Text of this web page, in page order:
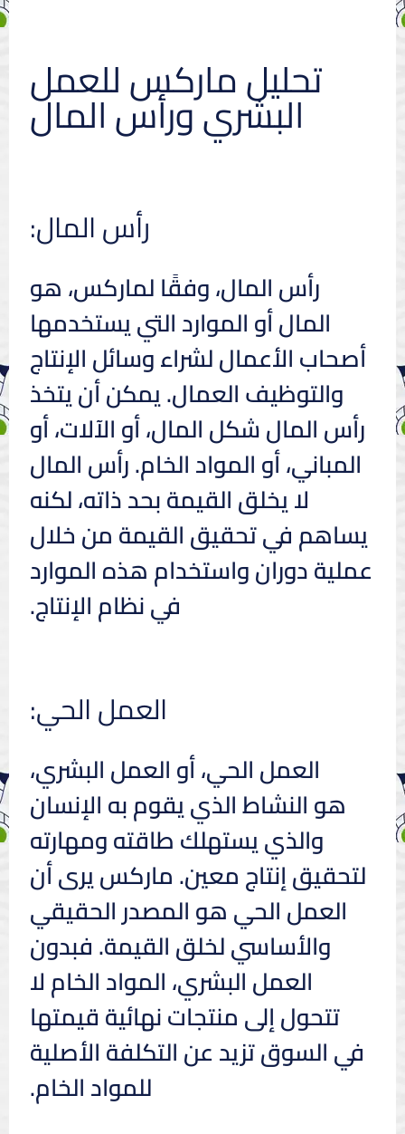
تحليل ماركس للعمل
البشري ورأس المال
رأس المال:
رأس المال، وفقًا لماركس، هو
المال أو الموارد التي يستخدمها
أصحاب الأعمال لشراء وسائل الإنتاج
والتوظيف العمال. يمكن أن يتخذ
رأس المال شكل المال، أو الآلات، أو
المباني، أو المواد الخام. رأس المال
لا يخلق القيمة بحد ذاته، لكنه
يساهم في تحقيق القيمة من خلال
عملية دوران واستخدام هذه الموارد
في نظام الإنتاج.
العمل الحي:
العمل الحي، أو العمل البشري،
هو النشاط الذي يقوم به الإنسان
والذي يستهلك طاقته ومهارته
لتحقيق إنتاج معين. ماركس يرى أن
العمل الحي هو المصدر الحقيقي
والأساسي لخلق القيمة. فبدون
العمل البشري، المواد الخام لا
تتحول إلى منتجات نهائية قيمتها
في السوق تزيد عن التكلفة الأصلية
للمواد الخام.